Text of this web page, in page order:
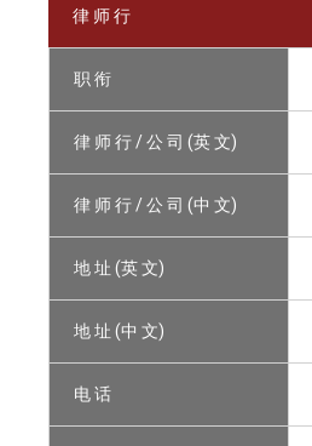
律 师 行
职 衔
律 师 行 / 公 司 (英 文)
律 师 行 / 公 司 (中 文)
地 址 (英 文)
地 址 (中 文)
电 话